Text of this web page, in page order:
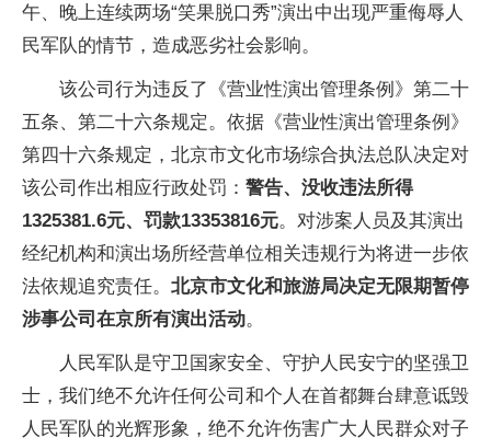
午、晚上连续两场“笑果脱口秀”演出中出现严重侮辱人
民军队的情节，造成恶劣社会影响。
该公司行为违反了《营业性演出管理条例》第二十
五条、第二十六条规定。依据《营业性演出管理条例》
第四十六条规定，北京市文化市场综合执法总队决定对
该公司作出相应行政处罚： 警告、没收违法所得
1325381.6元、罚款13353816元。对涉案人员及其演出
经纪机构和演出场所经营单位相关违规行为将进一步依
法依规追究责任。 北京市文化和旅游局决定无限期暂停
涉事公司在京所有演出活动。
人民军队是守卫国家安全、守护人民安宁的坚强卫
士，我们绝不允许任何公司和个人在首都舞台肆意诋毁
人民军队的光辉形象，绝不允许伤害广大人民群众对子